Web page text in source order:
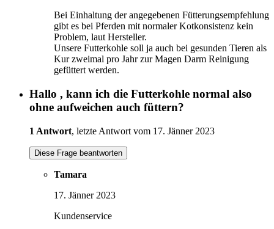
Bei Einhaltung der angegebenen Fütterungsempfehlung
gibt es bei Pferden mit normaler Kotkonsistenz kein
Problem, laut Hersteller.
Unsere Futterkohle soll ja auch bei gesunden Tieren als
Kur zweimal pro Jahr zur Magen Darm Reinigung
gefüttert werden.
Hallo , kann ich die Futterkohle normal also
ohne aufweichen auch füttern?
1 Antwort, letzte Antwort vom 17. Jänner 2023
Diese Frage beantworten
Tamara
17. Jänner 2023
Kundenservice